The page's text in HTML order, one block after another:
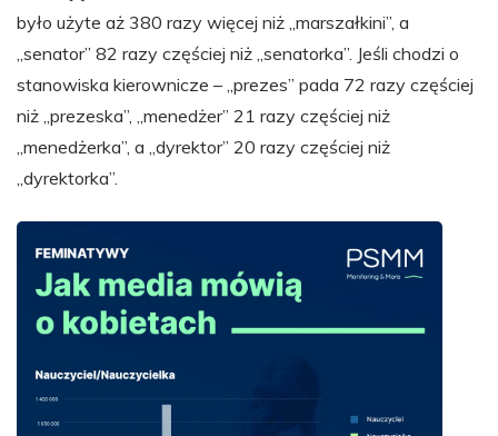
było użyte aż 380 razy więcej niż „marszałkini”, a
„senator” 82 razy częściej niż „senatorka”. Jeśli chodzi o
stanowiska kierownicze – „prezes” pada 72 razy częściej
niż „prezeska”, „menedżer” 21 razy częściej niż
„menedżerka”, a „dyrektor” 20 razy częściej niż
„dyrektorka”.